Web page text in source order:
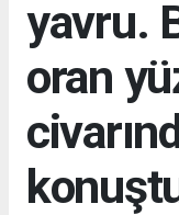
yavru.
oran